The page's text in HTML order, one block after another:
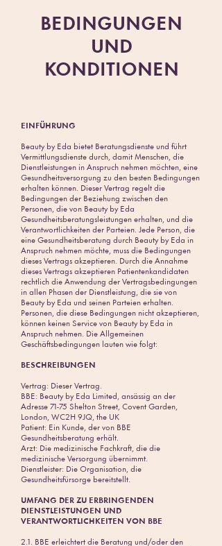
BEDINGUNGEN
UND
KONDITIONEN
EINFÜHRUNG
Beauty by Eda bietet Beratungsdienste und führt
Vermittlungsdienste durch, damit Menschen, die
Dienstleistungen in Anspruch nehmen möchten, eine
Gesundheitsversorgung zu den besten Bedingungen
erhalten können. Dieser Vertrag regelt die
Bedingungen der Beziehung zwischen den
Personen, die von Beauty by Eda
Gesundheitsberatungsleistungen erhalten, und die
Verantwortlichkeiten der Parteien. Jede Person, die
eine Gesundheitsberatung durch Beauty by Eda in
Anspruch nehmen möchte, muss die Bedingungen
dieses Vertrags akzeptieren. Durch die Annahme
dieses Vertrags akzeptieren Patientenkandidaten
rechtlich die Anwendung der Vertragsbedingungen
in allen Phasen der Dienstleistung, die sie von
Beauty by Eda und seinen Parteien erhalten.
Personen, die diese Bedingungen nicht akzeptieren,
können keinen Service von Beauty by Eda in
Anspruch nehmen. Die Allgemeinen
Geschäftsbedingungen lauten wie folgt:
BESCHREIBUNGEN
Vertrag: Dieser Vertrag.
BBE: Beauty by Eda Limited, ansässig an der
Adresse 71-75 Shelton Street, Covent Garden,
London, WC2H 9JQ, the UK
Patient: Ein Kunde, der von BBE
Gesundheitsberatung erhält.
Arzt: Die medizinische Fachkraft, die die
medizinische Versorgung übernimmt.
Dienstleister: Die Organisation, die
Gesundheitsfürsorge bereitstellt.
UMFANG DER ZU ERBRINGENDEN
DIENSTLEISTUNGEN UND
VERANTWORTLICHKEITEN VON BBE
2.1. BBE erleichtert die Beratung und/oder den